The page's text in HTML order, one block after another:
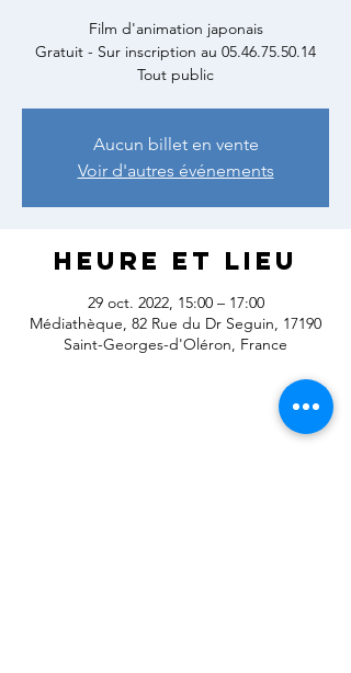
Film d'animation japonais
Gratuit - Sur inscription au 05.46.75.50.14
Tout public
Aucun billet en vente
Voir d'autres événements
Heure et lieu
29 oct. 2022, 15:00 – 17:00
Médiathèque, 82 Rue du Dr Seguin, 17190
Saint-Georges-d'Oléron, France